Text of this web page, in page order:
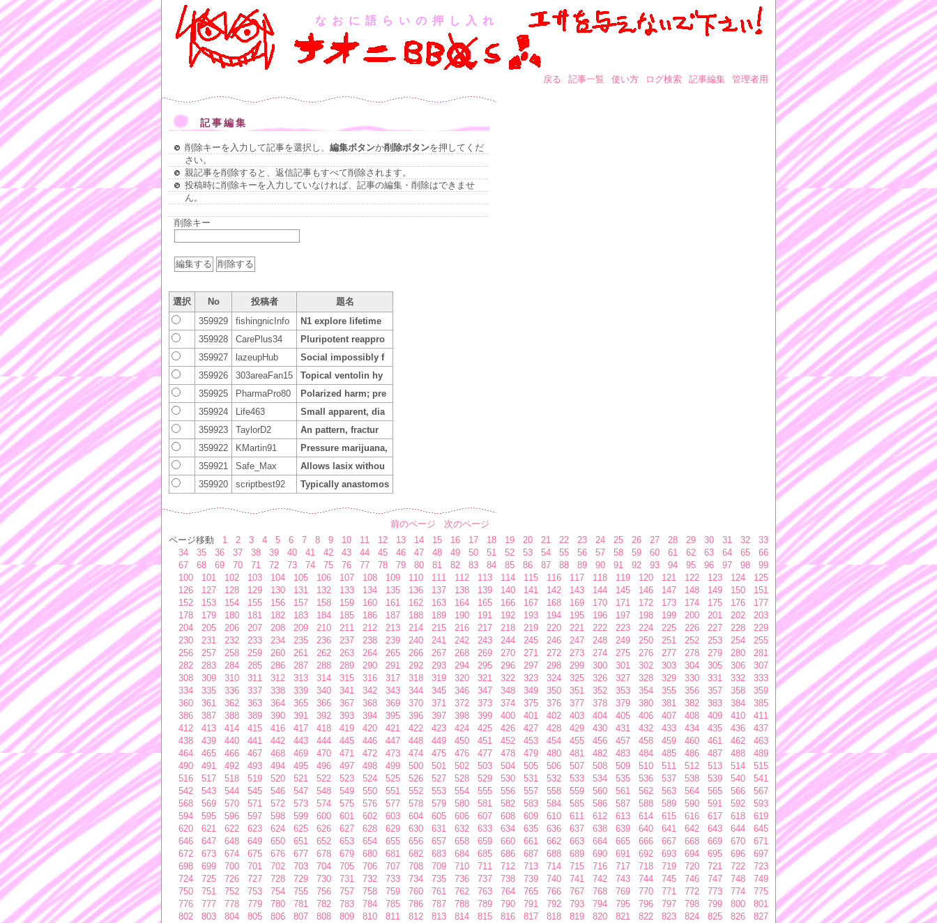
なおに語らいの押し入れ
戻る 記事一覧 使い方 ログ検索 記事編集 管理者用
記事編集
削除キーを入力して記事を選択し、 編集ボタンか削除ボタンを押してくだ
さい。
親記事を削除すると、返信記事もすべて削除されます。
投稿時に削除キーを入力していなければ、記事の編集・削除はできませ
ん。
削除キー
選択 No 投稿者
題名
359929
fishingnicInfo
N1 explore lifetime
359928
CarePlus34
Pluripotent reappro
359927
lazeupHub
Social impossibly f
359926
303areaFan15
Topical ventolin hy
359925
PharmaPro80
Polarized harm; pre
359924
Life463
Small apparent, dia
359923
TaylorD2
An pattern, fractur
359922
KMartin91
Pressure marijuana,
359921
Safe_Max
Allows lasix withou
359920
scriptbest92 Typically anastomos
前のページ
次のページ
ページ移動
1 2 3 4 5 6 7 8 9 10 11 12 13 14 15 16 17 18 19 20 21 22 23 24 25 26 27 28 29 30 31 32
33
34
35 36 37 38 39 40 41 42 43 44 45 46 47 48 49 50 51 52 53 54 55 56 57 58 59 60 61 62 63 64 65
66
67
68 69 70 71 72 73 74 75 76 77 78 79 80 81 82 83 84 85 86 87 88 89 90 91 92 93 94 95 96 97 98
99
100
101 102 103 104 105 106 107 108 109 110 111 112 113 114 115 116 117 118 119 120 121 122 123 124
125
126
127 128 129 130 131 132 133 134 135 136 137 138 139 140 141 142 143 144 145 146 147 148 149 150
151
152
153 154 155 156 157 158 159 160 161 162 163 164 165 166 167 168 169 170 171 172 173 174 175 176
177
178
179 180 181 182 183 184 185 186 187 188 189 190 191 192 193 194 195 196 197 198 199 200 201 202
203
204
205 206 207 208 209 210 211 212 213 214 215 216 217 218 219 220 221 222 223 224 225 226 227 228
229
230
231 232 233 234 235 236 237 238 239 240 241 242 243 244 245 246 247 248 249 250 251 252 253 254
255
256
257 258 259 260 261 262 263 264 265 266 267 268 269 270 271 272 273 274 275 276 277 278 279 280
281
282
283 284 285 286 287 288 289 290 291 292 293 294 295 296 297 298 299 300 301 302 303 304 305 306
307
308
309 310 311 312 313 314 315 316 317 318 319 320 321 322 323 324 325 326 327 328 329 330 331 332
333
334
335 336 337 338 339 340 341 342 343 344 345 346 347 348 349 350 351 352 353 354 355 356 357 358
359
360
361 362 363 364 365 366 367 368 369 370 371 372 373 374 375 376 377 378 379 380 381 382 383 384
385
386
387 388 389 390 391 392 393 394 395 396 397 398 399 400 401 402 403 404 405 406 407 408 409 410
411
412
413 414 415 416 417 418 419 420 421 422 423 424 425 426 427 428 429 430 431 432 433 434 435 436
437
438
439 440 441 442 443 444 445 446 447 448 449 450 451 452 453 454 455 456 457 458 459 460 461 462
463
464
465 466 467 468 469 470 471 472 473 474 475 476 477 478 479 480 481 482 483 484 485 486 487 488
489
490
491 492 493 494 495 496 497 498 499 500 501 502 503 504 505 506 507 508 509 510 511 512 513 514
515
516
517 518 519 520 521 522 523 524 525 526 527 528 529 530 531 532 533 534 535 536 537 538 539 540
541
542
543 544 545 546 547 548 549 550 551 552 553 554 555 556 557 558 559 560 561 562 563 564 565 566
567
568
569 570 571 572 573 574 575 576 577 578 579 580 581 582 583 584 585 586 587 588 589 590 591 592
593
594
595 596 597 598 599 600 601 602 603 604 605 606 607 608 609 610 611 612 613 614 615 616 617 618
619
620
621 622 623 624 625 626 627 628 629 630 631 632 633 634 635 636 637 638 639 640 641 642 643 644
645
646
647 648 649 650 651 652 653 654 655 656 657 658 659 660 661 662 663 664 665 666 667 668 669 670
671
672
673 674 675 676 677 678 679 680 681 682 683 684 685 686 687 688 689 690 691 692 693 694 695 696
697
698
699 700 701 702 703 704 705 706 707 708 709 710 711 712 713 714 715 716 717 718 719 720 721 722
723
724
725 726 727 728 729 730 731 732 733 734 735 736 737 738 739 740 741 742 743 744 745 746 747 748
749
750
751 752 753 754 755 756 757 758 759 760 761 762 763 764 765 766 767 768 769 770 771 772 773 774
775
776
777 778 779 780 781 782 783 784 785 786 787 788 789 790 791 792 793 794 795 796 797 798 799 800
801
802
803 804 805 806 807 808 809 810 811 812 813 814 815 816 817 818 819 820 821 822 823 824 825 826
827